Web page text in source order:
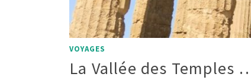
VOYAGES
La Vallée des